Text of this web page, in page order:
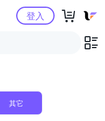
物中心登入
其它